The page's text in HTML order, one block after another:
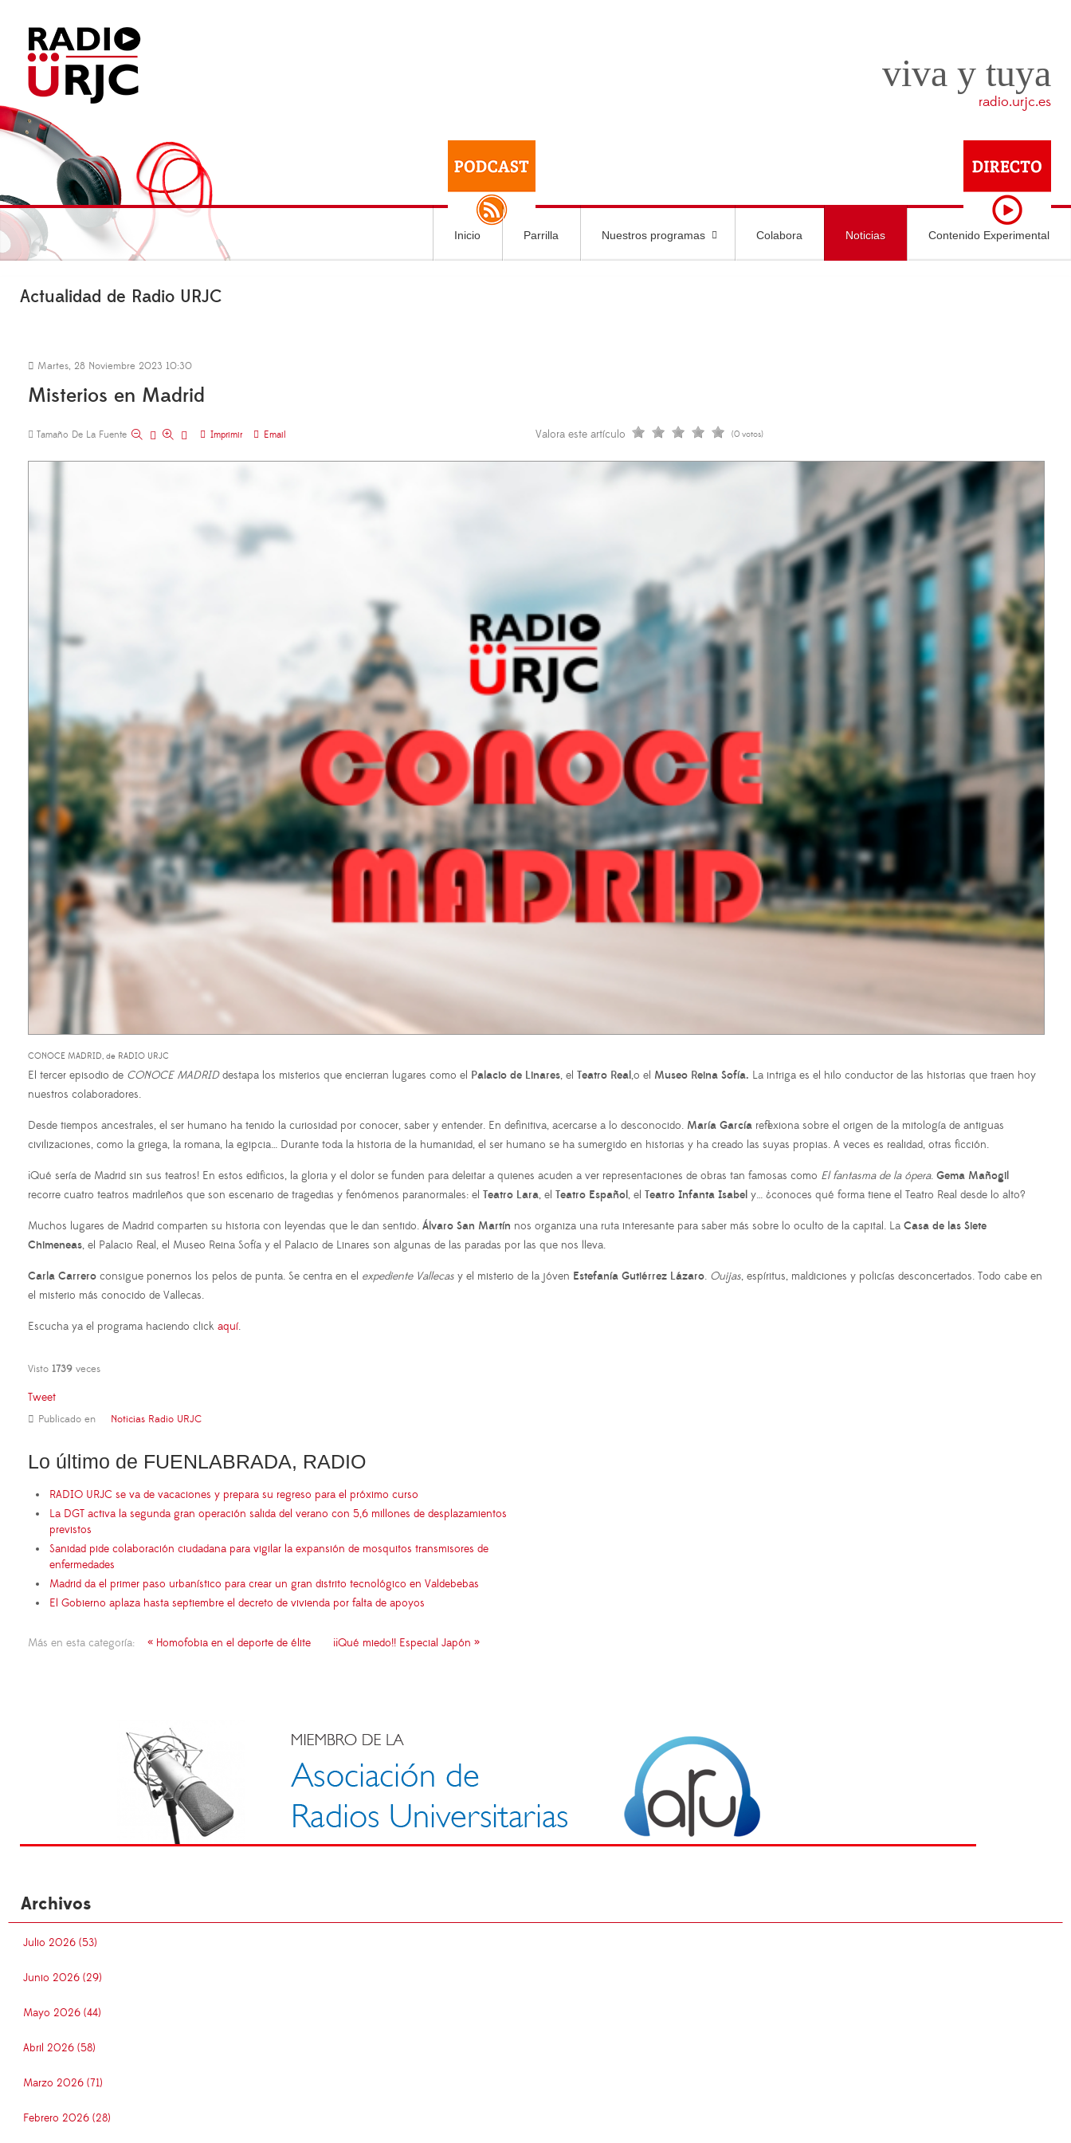
viva y tuya
radio.urjc.es
Inicio Parrilla Nuestros programas Colabora Noticias Contenido Experimental
Actualidad de Radio URJC
Martes, 28 Noviembre 2023 10:30
Misterios en Madrid
Tamaño De La Fuente Imprimir Email Valora este artículo (0 votos)
CONOCE MADRID, de RADIO URJC
El tercer episodio de CONOCE MADRIDdestapa los misterios que encierran lugares como el Palacio de Linares, el Teatro Real,o el Museo Reina Sofía. La intriga es el hilo conductor de las historias que traen hoy
nuestros colaboradores.
Desde tiempos ancestrales, el ser humano ha tenido la curiosidad por conocer, saber y entender. En definitiva, acercarse a lo desconocido. María García reflexiona sobre el origen de la mitología de antiguas
civilizaciones, como la griega, la romana, la egipcia… Durante toda la historia de la humanidad, el ser humano se ha sumergido en historias y ha creado las suyas propias. A veces es realidad, otras ficción.
¡Qué sería de Madrid sin sus teatros! En estos edificios, la gloria y el dolor se funden para deleitar a quienes acuden a ver representaciones de obras tan famosas como El fantasma de la ópera. Gema Mañogil
recorre cuatro teatros madrileños que son escenario de tragedias y fenómenos paranormales: el Teatro Lara, el Teatro Español, el Teatro Infanta Isabel y… ¿conoces qué forma tiene el Teatro Real desde lo alto?
Muchos lugares de Madrid comparten su historia con leyendas que le dan sentido. Álvaro San Martín nos organiza una ruta interesante para saber más sobre lo oculto de la capital. La Casa de las Siete
Chimeneas, el Palacio Real, el Museo Reina Sofía y el Palacio de Linares son algunas de las paradas por las que nos lleva.
Carla Carrero consigue ponernos los pelos de punta. Se centra en el expediente Vallecas y el misterio de la jóven Estefanía Gutiérrez Lázaro. Ouijas, espíritus, maldiciones y policías desconcertados. Todo cabe en
el misterio más conocido de Vallecas.
Escucha ya el programa haciendo click aquí.
Visto 1739 veces
Tweet
Publicado en Noticias Radio URJC
Lo último de FUENLABRADA, RADIO
RADIO URJC se va de vacaciones y prepara su regreso para el próximo curso
La DGT activa la segunda gran operación salida del verano con 5,6 millones de desplazamientos
previstos
Sanidad pide colaboración ciudadana para vigilar la expansión de mosquitos transmisores de
enfermedades
Madrid da el primer paso urbanístico para crear un gran distrito tecnológico en Valdebebas
El Gobierno aplaza hasta septiembre el decreto de vivienda por falta de apoyos
Más en esta categoría: « Homofobia en el deporte de élite ¡¡Qué miedo!! Especial Japón »
Archivos
Julio 2026 (53)
Junio 2026 (29)
Mayo 2026 (44)
Abril 2026 (58)
Marzo 2026 (71)
Febrero 2026 (28)